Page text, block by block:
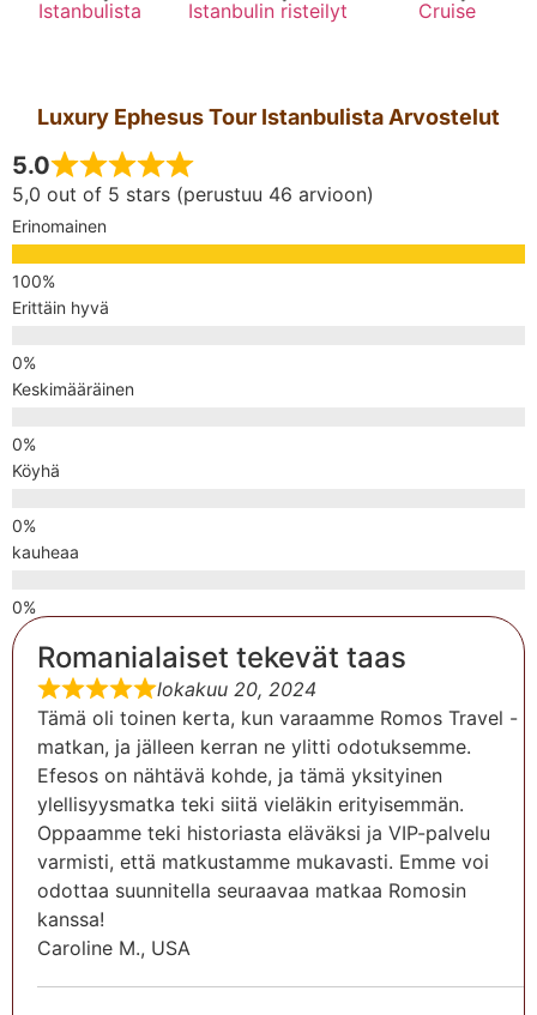
Luxury Ephesus Tour Istanbulista Arvostelut
5.0
5,0 out of 5 stars (perustuu 46 arvioon)
Erinomainen
Erittäin hyvä
Keskimääräinen
Köyhä
kauheaa
Romanialaiset tekevät taas
lokakuu 20, 2024
Tämä oli toinen kerta, kun varaamme Romos Travel -
matkan, ja jälleen kerran ne ylitti odotuksemme.
Efesos on nähtävä kohde, ja tämä yksityinen
ylellisyysmatka teki siitä vieläkin erityisemmän.
Oppaamme teki historiasta eläväksi ja VIP-palvelu
varmisti, että matkustamme mukavasti. Emme voi
odottaa suunnitella seuraavaa matkaa Romosin
kanssa!
Caroline M., USA